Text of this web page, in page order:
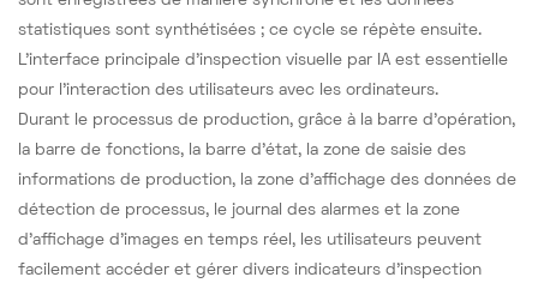
statistiques sont synthétisées ; ce cycle se répète ensuite.
L'interface principale d'inspection visuelle par IA est essentielle
pour l'interaction des utilisateurs avec les ordinateurs.
Durant le processus de production, grâce à la barre d'opération,
la barre de fonctions, la barre d'état, la zone de saisie des
informations de production, la zone d'affichage des données de
détection de processus, le journal des alarmes et la zone
d'affichage d'images en temps réel, les utilisateurs peuvent
facilement accéder et gérer divers indicateurs d'inspection